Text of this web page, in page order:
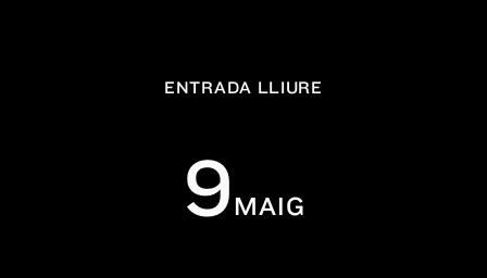
ENTRADA LLIURE
9MAIG